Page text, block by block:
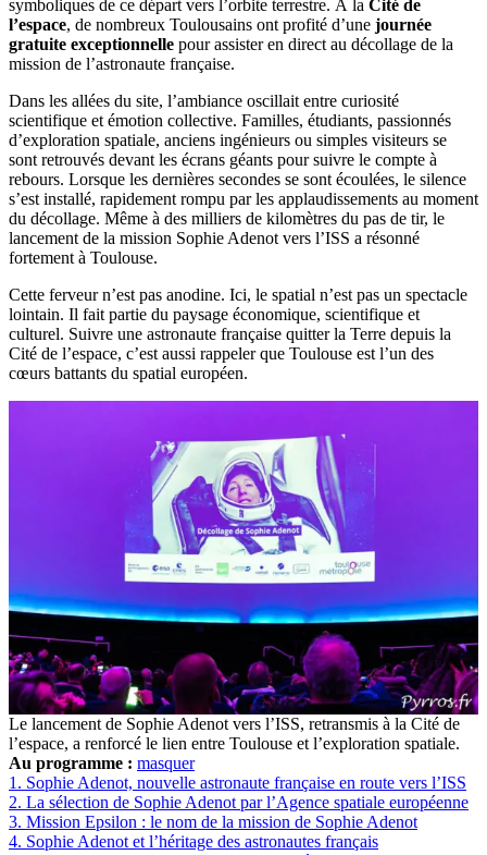
symboliques de ce départ vers l’orbite terrestre. À la Cité de
l’espace, de nombreux Toulousains ont profité d’une journée
gratuite exceptionnelle pour assister en direct au décollage de la
mission de l’astronaute française.
Dans les allées du site, l’ambiance oscillait entre curiosité
scientifique et émotion collective. Familles, étudiants, passionnés
d’exploration spatiale, anciens ingénieurs ou simples visiteurs se
sont retrouvés devant les écrans géants pour suivre le compte à
rebours. Lorsque les dernières secondes se sont écoulées, le silence
s’est installé, rapidement rompu par les applaudissements au moment
du décollage. Même à des milliers de kilomètres du pas de tir, le
lancement de la mission Sophie Adenot vers l’ISS a résonné
fortement à Toulouse.
Cette ferveur n’est pas anodine. Ici, le spatial n’est pas un spectacle
lointain. Il fait partie du paysage économique, scientifique et
culturel. Suivre une astronaute française quitter la Terre depuis la
Cité de l’espace, c’est aussi rappeler que Toulouse est l’un des
cœurs battants du spatial européen.
Le lancement de Sophie Adenot vers l’ISS, retransmis à la Cité de
l’espace, a renforcé le lien entre Toulouse et l’exploration spatiale.
Au programme : masquer
1. Sophie Adenot, nouvelle astronaute française en route vers l’ISS
2. La sélection de Sophie Adenot par l’Agence spatiale européenne
3. Mission Epsilon : le nom de la mission de Sophie Adenot
4. Sophie Adenot et l’héritage des astronautes français